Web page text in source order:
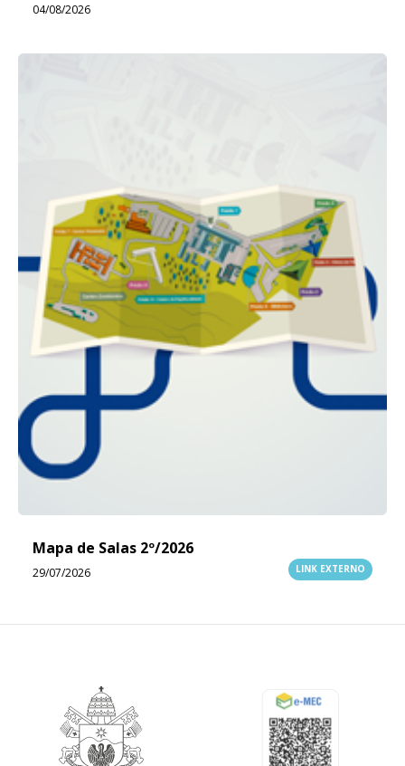
04/08/2026
Mapa de Salas 2º/2026
29/07/2026 LINK EXTERNO